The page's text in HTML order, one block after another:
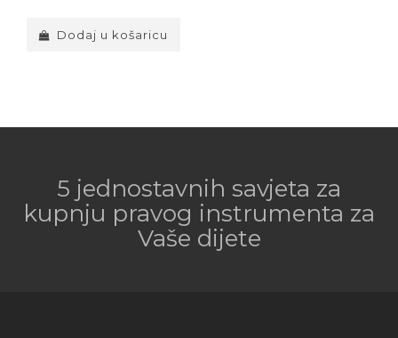
Dodaj u košaricu
5 jednostavnih savjeta za
kupnju pravog instrumenta za
Vaše dijete